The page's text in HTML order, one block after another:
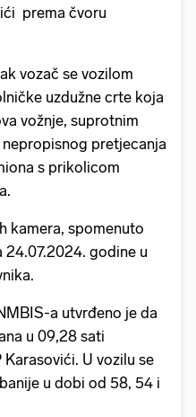
prema čvoru
vozač se vozilom
uzdužne crte koja
vožnje, suprotnim
pretjecanja
s prikolicom
kamera, spomenuto
godine u
a utvrđeno je da
u 09,28 sati
U vozilu se
u dobi od 58, 54 i